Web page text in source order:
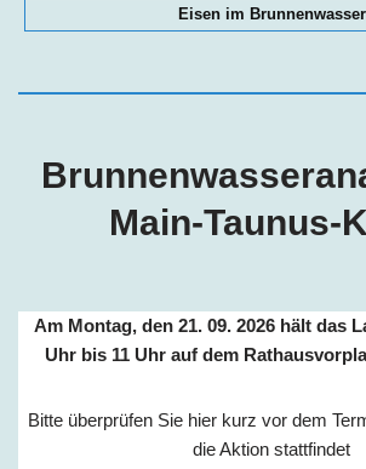
Eisen im Brunnenwasser
Main-Taunus-
Am Montag, den 21. 09. 2026 hält das
Uhr bis 11 Uhr auf dem
Bitte überprüfen Sie hier kurz vor dem
die Aktion stattfindet